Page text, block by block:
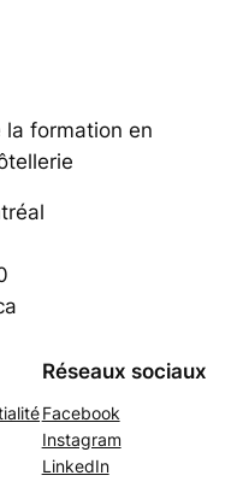
formation en
Réseaux sociaux
Facebook
Instagram
LinkedIn